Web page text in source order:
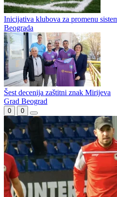
Inicijativa klubova za promenu
Beograda
Šest decenija zaštitni znak Mirijeva
Grad Beograd
0 0